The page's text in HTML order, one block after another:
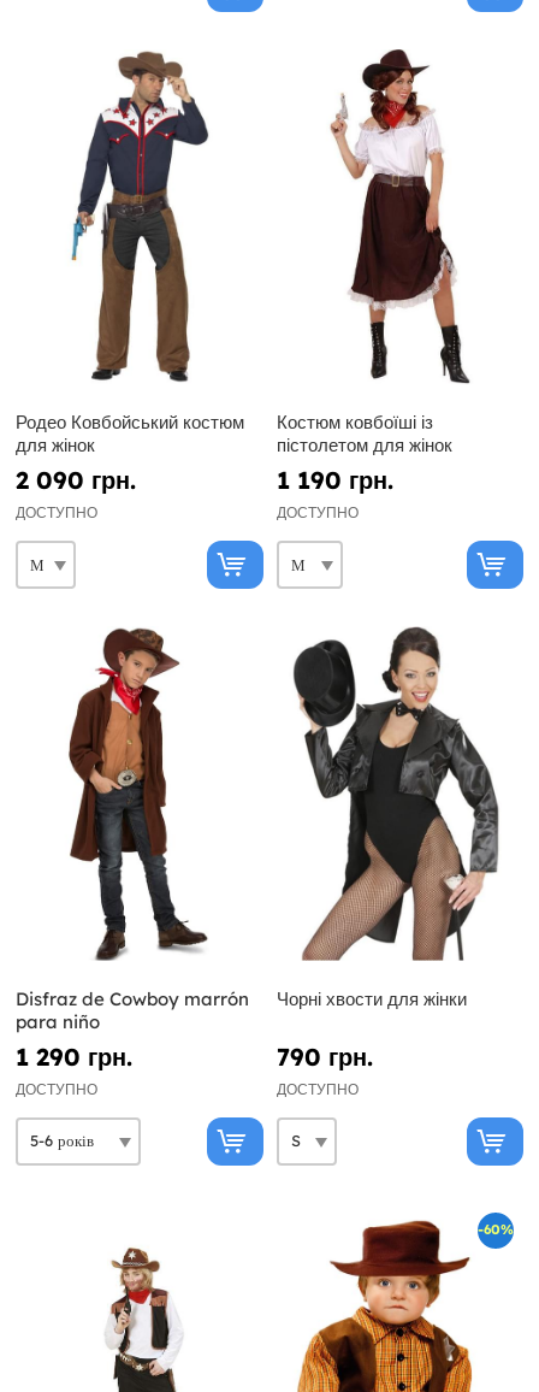
Родео Ковбойський костюм
для жінок
2 090 грн.
ДОСТУПНО
Костюм ковбоїші із
пістолетом для жінок
1 190 грн.
ДОСТУПНО
Disfraz de Cowboy marrón
para niño
1 290 грн.
ДОСТУПНО
Чорні хвости для жінки
790 грн.
ДОСТУПНО
-60%